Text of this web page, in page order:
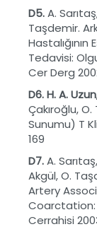
D5.A.
Taşdemir.
Tedavisi:
Cer Derg
D6. H. A.
Çakıroğlu,
Sunumu) T
169
D7.A.
Akgül, O.
Artery
Coarctation:
Cerrahisi